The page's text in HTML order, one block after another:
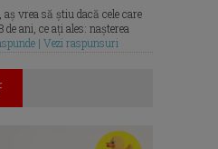
vrea să știu dacă cele care
ani, ce ați ales: nașterea
| Vezi raspunsuri